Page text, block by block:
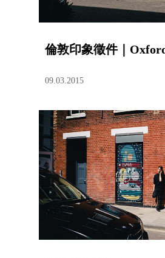
倫敦印象徵件｜
09.03.2015